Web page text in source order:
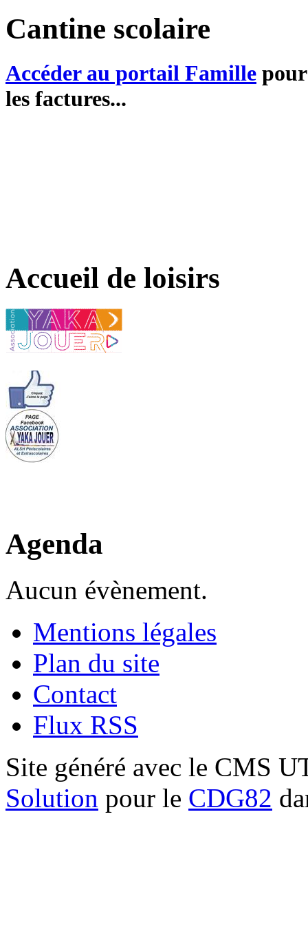
Cantine scolaire
Accéder au portail Famille
les factures...
Accueil de loisirs
Agenda
Aucun évènement.
Mentions légales
Plan du site
Contact
Flux RSS
Site généré avec le CMS
Solution pour le CDG82